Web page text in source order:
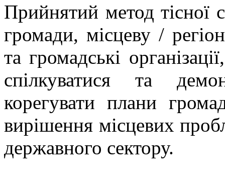
Прийнятий метод тісної
громади, місцеву /
та громадські
спілкуватися та
корегувати плани
вирішення місцевих
державного сектору.